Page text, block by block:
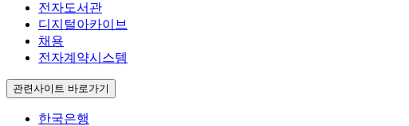
전자도서관
디지털아카이브
채용
전자계약시스템
관련사이트 바로가기
한국은행